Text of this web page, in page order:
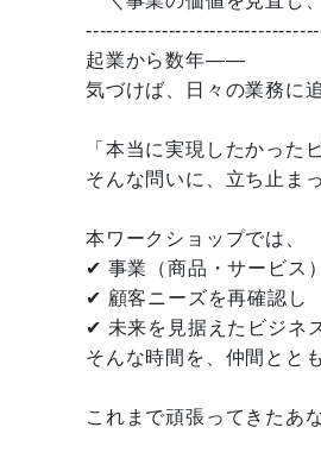
起業から数年――
気づけば、日々の業務に
「本当に実現したかった
そんな問いに、立ち止ま
本ワークショップでは、
✔ 事業（商品・サービス
✔ 顧客ニーズを再確認し
✔ 未来を見据えたビジネ
そんな時間を、仲間とと
これまで頑張ってきたあ